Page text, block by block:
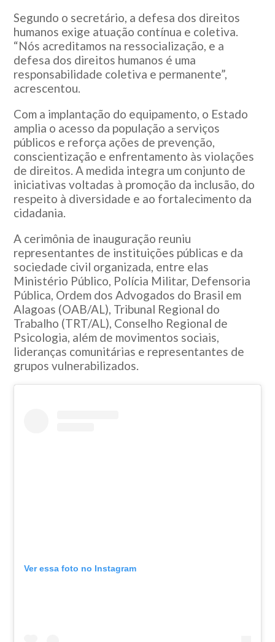
Segundo o secretário, a defesa dos direitos
humanos exige atuação contínua e coletiva.
“Nós acreditamos na ressocialização, e a
defesa dos direitos humanos é uma
responsabilidade coletiva e permanente”,
acrescentou.
Com a implantação do equipamento, o Estado
amplia o acesso da população a serviços
públicos e reforça ações de prevenção,
conscientização e enfrentamento às violações
de direitos. A medida integra um conjunto de
iniciativas voltadas à promoção da inclusão, do
respeito à diversidade e ao fortalecimento da
cidadania.
A cerimônia de inauguração reuniu
representantes de instituições públicas e da
sociedade civil organizada, entre elas
Ministério Público, Polícia Militar, Defensoria
Pública, Ordem dos Advogados do Brasil em
Alagoas (OAB/AL), Tribunal Regional do
Trabalho (TRT/AL), Conselho Regional de
Psicologia, além de movimentos sociais,
lideranças comunitárias e representantes de
grupos vulnerabilizados.
Ver essa foto no Instagram